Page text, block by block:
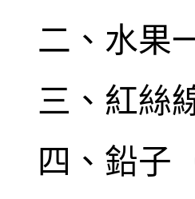
二、水果
三、紅絲
四、鉛子